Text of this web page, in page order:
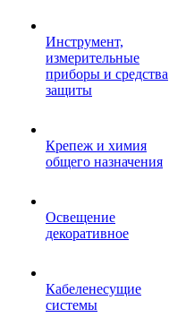
Инструмент,
измерительные
приборы и средства
защиты
Крепеж и химия
общего назначения
Освещение
декоративное
Кабеленесущие
системы